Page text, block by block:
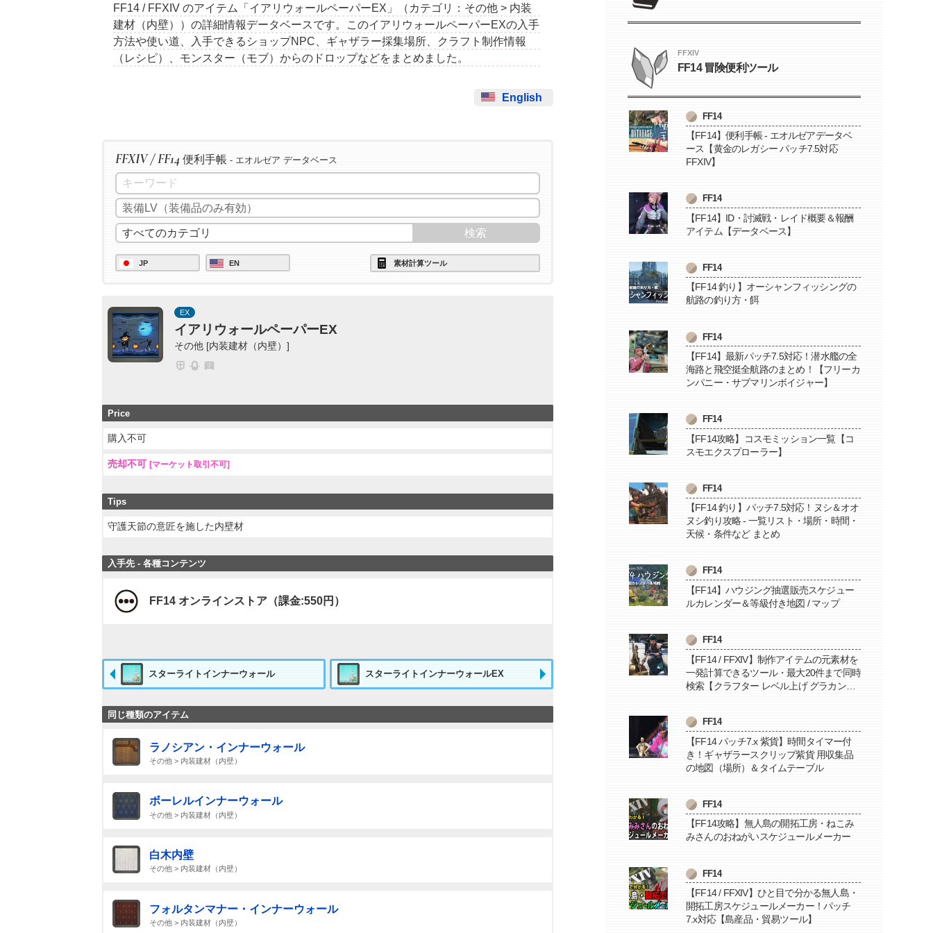
FF14 / FFXIV のアイテム「イアリウォールペーパーEX」（カテゴリ：その他 > 内装
建材（内壁））の詳細情報データベースです。このイアリウォールペーパーEXの入手
方法や使い道、入手できるショップNPC、ギャザラー採集場所、クラフト制作情報
（レシピ）、モンスター（モブ）からのドロップなどをまとめました。
English
FFXIV / FF14 便利手帳 - エオルゼア データベース
JP EN 素材計算ツール
EX
イアリウォールペーパーEX
その他 [内装建材（内壁）]
Price
購入不可
売却不可 [マーケット取引不可]
Tips
守護天節の意匠を施した内壁材
入手先 - 各種コンテンツ
FF14 オンラインストア（課金:550円）
スターライトインナーウォール スターライトインナーウォールEX
同じ種類のアイテム
ラノシアン・インナーウォール
その他 > 内装建材（内壁）
ボーレルインナーウォール
その他 > 内装建材（内壁）
白木内壁
その他 > 内装建材（内壁）
フォルタンマナー・インナーウォール
その他 > 内装建材（内壁）
FFXIV
FF14 冒険便利ツール
FF14
【FF14】便利手帳 - エオルゼアデータベ
ース【黄金のレガシー パッチ7.5対応
FFXIV】
FF14
【FF14】ID・討滅戦・レイド概要＆報酬
アイテム【データベース】
FF14
【FF14 釣り】オーシャンフィッシングの
航路の釣り方・餌
FF14
【FF14】最新パッチ7.5対応！潜水艦の全
海路と飛空挺全航路のまとめ！【フリーカ
ンパニー・サブマリンボイジャー】
FF14
【FF14攻略】コスモミッション一覧【コ
スモエクスプローラー】
FF14
【FF14 釣り】パッチ7.5対応！ヌシ＆オオ
ヌシ釣り攻略 - 一覧リスト・場所・時間・
天候・条件など まとめ
FF14
【FF14】ハウジング抽選販売スケジュー
ルカレンダー＆等級付き地図 / マップ
FF14
【FF14 / FFXIV】制作アイテムの元素材を
一発計算できるツール・最大20件まで同時
検索【クラフター レベル上げ グラカン納
FF14
【FF14 パッチ7.x 紫貨】時間タイマー付
き！ギャザラースクリップ紫貨 用収集品
の地図（場所）＆タイムテーブル
FF14
【FF14攻略】無人島の開拓工房・ねこみ
みさんのおねがいスケジュールメーカー
FF14
【FF14 / FFXIV】ひと目で分かる無人島・
開拓工房スケジュールメーカー！パッチ
7.x対応【島産品・貿易ツール】